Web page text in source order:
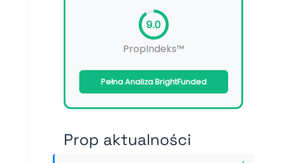
9.0
PropIndeks™
Pełna Analiza BrightFunded
Prop aktualności